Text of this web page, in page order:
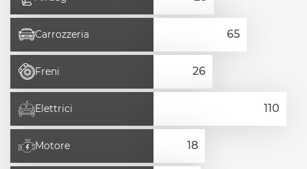
Carrozzeria
Freni
Elettrici
Motore